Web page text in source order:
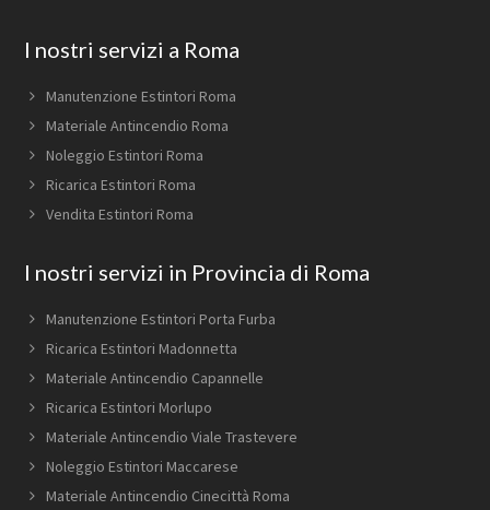
Footer
I nostri servizi a Roma
Manutenzione Estintori Roma
Materiale Antincendio Roma
Noleggio Estintori Roma
Ricarica Estintori Roma
Vendita Estintori Roma
I nostri servizi in Provincia di Roma
Manutenzione Estintori Porta Furba
Ricarica Estintori Madonnetta
Materiale Antincendio Capannelle
Ricarica Estintori Morlupo
Materiale Antincendio Viale Trastevere
Noleggio Estintori Maccarese
Materiale Antincendio Cinecittà Roma